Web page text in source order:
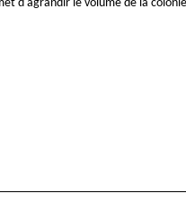
d'agrandir le volume de la